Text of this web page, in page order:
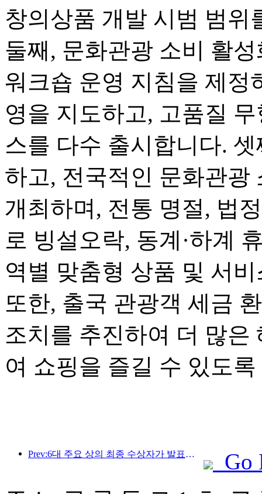
창의상품 개발 시범 범위
둘째, 문화관광 소비 활
워크숍 운영 지침을 제정
영을 지도하고, 고품질
스를 다수 출시합니다.
하고, 전국적인 문화관광
개최하며, 전통 명절, 법
로 빙설오락, 동계·하계
역별 맞춤형 상품 및 서
또한, 출국 관광객 세금
조치를 추진하여 더 많은
여 쇼핑을 즐길 수 있도
Prev:6대 주요 상의 최종 수상자가 발표되었으며, 매년 100개가 넘는 호텔과 회사가 상을 수상합니다!
Go